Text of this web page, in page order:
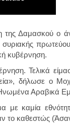
της Δαμασκού ο
κυβέρνηση.
Τελικά
δήλωσε ο
Αραβικά
με καμία
το καθεστώς